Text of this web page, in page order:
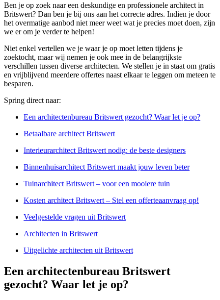
Ben je op zoek naar een deskundige en professionele architect in
Britswert? Dan ben je bij ons aan het correcte adres. Indien je door
het overmatige aanbod niet meer weet wat je precies moet doen, zijn
we er om je verder te helpen!
Niet enkel vertellen we je waar je op moet letten tijdens je
zoektocht, maar wij nemen je ook mee in de belangrijkste
verschillen tussen diverse architecten. We stellen je in staat om gratis
en vrijblijvend meerdere offertes naast elkaar te leggen om meteen te
besparen.
Spring direct naar:
Een architectenbureau Britswert gezocht? Waar let je op?
Betaalbare architect Britswert
Interieurarchitect Britswert nodig: de beste designers
Binnenhuisarchitect Britswert maakt jouw leven beter
Tuinarchitect Britswert – voor een mooiere tuin
Kosten architect Britswert – Stel een offerteaanvraag op!
Veelgestelde vragen uit Britswert
Architecten in Britswert
Uitgelichte architecten uit Britswert
Een architectenbureau Britswert
gezocht? Waar let je op?